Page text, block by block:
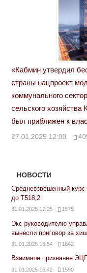
«Кабмин утвердил
страны нацпроект
коммунального
сельского
был приближен к
27.01.2025 12:00
НОВОСТИ
Средневзвешенный курс
до Т518,2
31.01.2025 17:25 1575
Экс-руководителю
вынесли приговор за
31.01.2025 16:54 1642
Взаимное признание
31.01.2025 16:42 1590